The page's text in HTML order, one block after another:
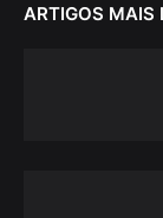
ARTIGOS MAIS